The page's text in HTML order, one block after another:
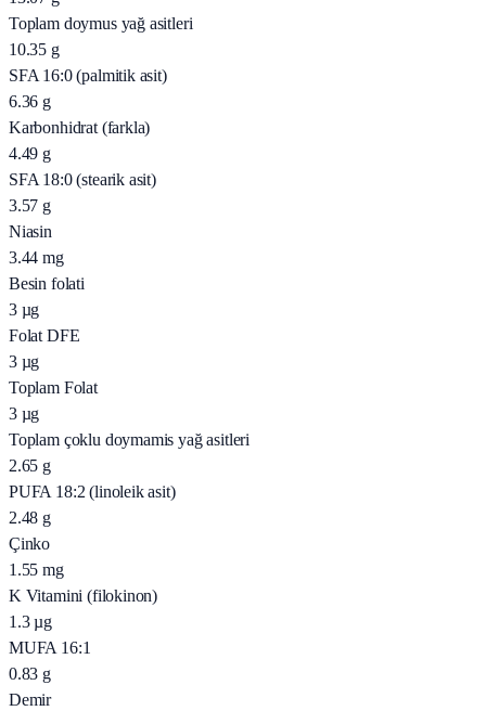
Toplam doymus yağ asitleri
10.35 g
SFA 16:0 (palmitik asit)
6.36 g
Karbonhidrat (farkla)
4.49 g
SFA 18:0 (stearik asit)
3.57 g
Niasin
3.44 mg
Besin folati
3 µg
Folat DFE
3 µg
Toplam Folat
3 µg
Toplam çoklu doymamis yağ asitleri
2.65 g
PUFA 18:2 (linoleik asit)
2.48 g
Çinko
1.55 mg
K Vitamini (filokinon)
1.3 µg
MUFA 16:1
0.83 g
Demir